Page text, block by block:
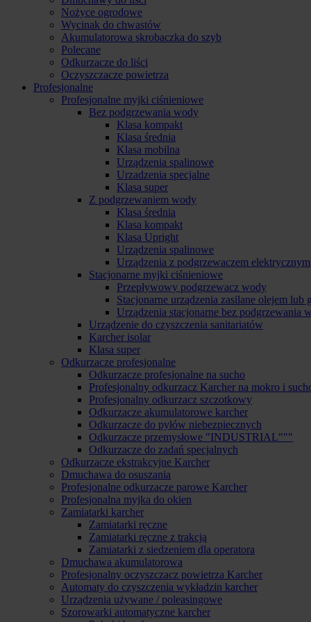
Nożyce ogrodowe
Wycinak do chwastów
Akumulatorowa skrobaczka do szyb
Polecane
Odkurzacze do liści
Oczyszczacze powietrza
Profesjonalne
Profesjonalne myjki ciśnieniowe
Bez podgrzewania wody
Klasa kompakt
Klasa średnia
Klasa mobilna
Urządzenia spalinowe
Urzadzenia specjalne
Klasa super
Z podgrzewaniem wody
Klasa średnia
Klasa kompakt
Klasa Upright
Urządzenia spalinowe
Urządzenia z podgrzewaczem elektrycznym
Stacjonarne myjki ciśnieniowe
Przepływowy podgrzewacz wody
Stacjonarne urządzenia zasilane olejem lub
Urządzenia stacjonarne bez podgrzewania
Urządzenie do czyszczenia sanitariatów
Karcher isolar
Klasa super
Odkurzacze profesjonalne
Odkurzacze profesjonalne na sucho
Profesjonalny odkurzacz Karcher na mokro i
Profesjonalny odkurzacz szczotkowy
Odkurzacze akumulatorowe karcher
Odkurzacze do pyłów niebezpiecznych
Odkurzacze przemysłowe "INDUSTRIAL"""
Odkurzacze do zadań specjalnych
Odkurzacze ekstrakcyjne Karcher
Dmuchawa do osuszania
Profesjonalne odkurzacze parowe Karcher
Profesjonalna myjka do okien
Zamiatarki karcher
Zamiatarki ręczne
Zamiatarki ręczne z trakcją
Zamiatarki z siedzeniem dla operatora
Dmuchawa akumulatorowa
Profesjonalny oczyszczacz powietrza Karcher
Automaty do czyszczenia wykładzin karcher
Urządzenia używane / poleasingowe
Szorowarki automatyczne karcher